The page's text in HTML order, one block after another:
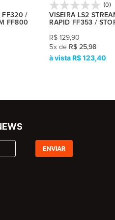
FF320 /
FF800
(0)
VISEIRA LS2
RAPID FF353 /
R$ 129,90
5x de R$ 25,98
R$ 123,40
ENVIAR